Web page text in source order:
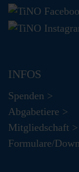
INFOS
Spenden >
Abgabetiere >
Mitgliedschaft >
Formulare/